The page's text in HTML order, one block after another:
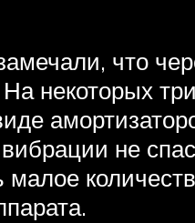
что
некоторых
не